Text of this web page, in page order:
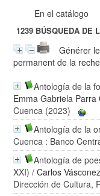
En el catálogo
1239 BÚSQUEDA DE
Générer
permanent de la
Antología de la
Emma Gabriela Parra
Cuenca (2023)
Antología de la
Cuenca : Banco
Antología de
XXI) /Carlos
Dirección de Cultura,